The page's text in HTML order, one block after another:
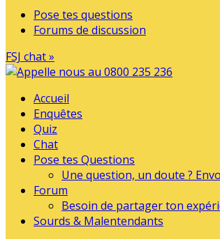
Pose tes questions
Forums de discussion
FSJ chat »
Accueil
Enquêtes
Quiz
Chat
Pose tes Questions
Une question, un doute ?
Forum
Besoin de partager ton
Sourds & Malentendants